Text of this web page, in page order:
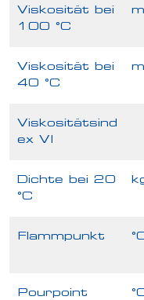
Viskosität bei
100 °C
Viskosität bei
40 °C
Viskositätsind
ex VI
Dichte bei 20
°C
Flammpunkt
Pourpoint